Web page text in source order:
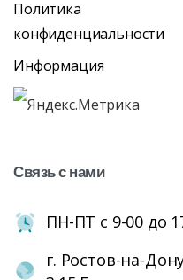
Политика
конфиденциальности
Информация
Связьснами
ПН-ПТ с 9-00 до
г. Ростов-на-